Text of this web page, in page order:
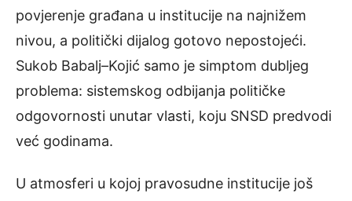
povjerenje građana u institucije na najnižem
nivou, a politički dijalog gotovo nepostojeći.
Sukob Babalj–Kojić samo je simptom dubljeg
problema: sistemskog odbijanja političke
odgovornosti unutar vlasti, koju SNSD predvodi
već godinama.
U atmosferi u kojoj pravosudne institucije još